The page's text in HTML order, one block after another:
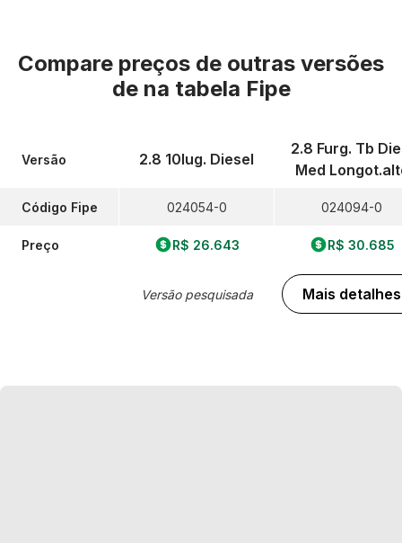
Compare preços de outras versões
de na tabela Fipe
Versão
Código Fipe
Preço
2.8 10lug. Diesel
024054-0
R$ 26.643
Versão pesquisada
2.8 Furg. Tb
Med
024094-0
R$ 30.685
Mais detalhes